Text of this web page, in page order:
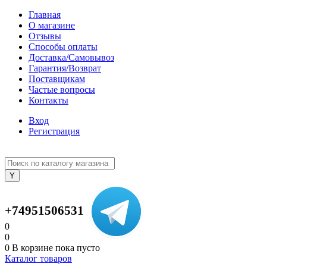
Главная
О магазине
Отзывы
Способы оплаты
Доставка/Самовывоз
Гарантия/Возврат
Поставщикам
Частые вопросы
Контакты
Вход
Регистрация
+74951506531
0
0
0 В корзине пока пусто
Каталог товаров